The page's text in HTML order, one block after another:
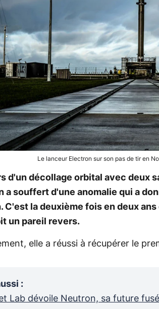
Le lanceur Electron sur son pas de tir en
d'un décollage orbital avec deux
a souffert d'une anomalie qui a
C'est la deuxième fois en deux
un pareil revers.
elle a réussi à récupérer le
:
Lab dévoile Neutron, sa future